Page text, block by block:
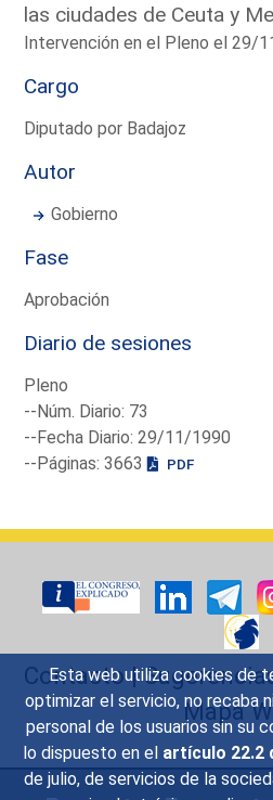
Esta web utiliza cookies de
optimizar el servicio, no recaba
personal de los usuarios sin su
lo dispuesto en el artículo 22.2
de julio, de servicios de la
las ciudades de Ceuta y
Intervención en el Pleno el 29/
Cargo
Diputado por Badajoz
Autor
Gobierno
Fase
Aprobación
Diario de sesiones
Pleno
--Núm. Diario: 73
--Fecha Diario: 29/11/1990
--Páginas: 3663
PDF
Contacto|
Mapa